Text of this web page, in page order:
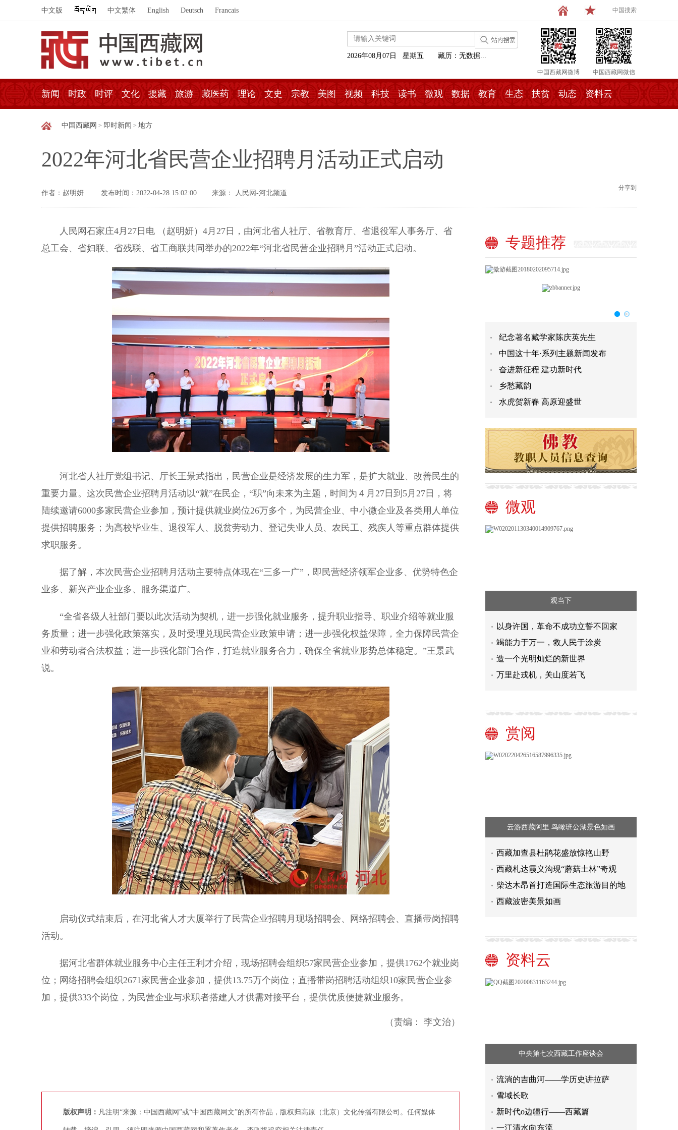
中文版 中文繁体 English Deutsch Francais 中国搜索
中国西藏网微博 中国西藏网微信
2026年08月07日 星期五 藏历：无数据...
新闻 时政 时评 文化 援藏 旅游 藏医药 理论 文史 宗教 美图 视频 科技 读书 微观 数据 教育 生态 扶贫 动态 资料云
中国西藏网 > 即时新闻 > 地方
2022年河北省民营企业招聘月活动正式启动
作者：赵明妍 发布时间：2022-04-28 15:02:00 来源： 人民网-河北频道
分享到
人民网石家庄4月27日电 （赵明妍）4月27日，由河北省人社厅、省教育厅、省退役军人事务厅、省
总工会、省妇联、省残联、省工商联共同举办的2022年“河北省民营企业招聘月”活动正式启动。
河北省人社厅党组书记、厅长王景武指出，民营企业是经济发展的生力军，是扩大就业、改善民生的
重要力量。这次民营企业招聘月活动以“就”在民企，“职”向未来为主题，时间为４月27日到5月27日，将
陆续邀请6000多家民营企业参加，预计提供就业岗位26万多个，为民营企业、中小微企业及各类用人单位
提供招聘服务；为高校毕业生、退役军人、脱贫劳动力、登记失业人员、农民工、残疾人等重点群体提供
求职服务。
据了解，本次民营企业招聘月活动主要特点体现在“三多一广”，即民营经济领军企业多、优势特色企
业多、新兴产业企业多、服务渠道广。
“全省各级人社部门要以此次活动为契机，进一步强化就业服务，提升职业指导、职业介绍等就业服
务质量；进一步强化政策落实，及时受理兑现民营企业政策申请；进一步强化权益保障，全力保障民营企
业和劳动者合法权益；进一步强化部门合作，打造就业服务合力，确保全省就业形势总体稳定。”王景武
说。
启动仪式结束后，在河北省人才大厦举行了民营企业招聘月现场招聘会、网络招聘会、直播带岗招聘
活动。
据河北省群体就业服务中心主任王利才介绍，现场招聘会组织57家民营企业参加，提供1762个就业岗
位；网络招聘会组织2671家民营企业参加，提供13.75万个岗位；直播带岗招聘活动组织10家民营企业参
加，提供333个岗位，为民营企业与求职者搭建人才供需对接平台，提供优质便捷就业服务。
（责编： 李文治）
版权声明： 凡注明“来源：中国西藏网”或“中国西藏网文”的所有作品，版权归高原（北京）文化传播有限公司。任何媒体
专题推荐
纪念著名藏学家陈庆英先生
中国这十年·系列主题新闻发布
奋进新征程 建功新时代
乡愁藏韵
水虎贺新春 高原迎盛世
微观
观当下
以身许国，革命不成功立誓不回家
竭能力于万一，救人民于涂炭
造一个光明灿烂的新世界
万里赴戎机，关山度若飞
赏阅
云游西藏阿里 鸟瞰班公湖景色如画
西藏加查县杜鹃花盛放惊艳山野
西藏札达霞义沟现“蘑菇土林”奇观
柴达木昂首打造国际生态旅游目的地
西藏波密美景如画
资料云
中央第七次西藏工作座谈会
流淌的吉曲河——学历史讲拉萨
雪域长歌
新时代o边疆行——西藏篇
一江清水向东流
发布
你要追的“星”在这里！ 2022年河北大
工匠年度人物揭晓
保定：城市按下“暂停键”保供启动“加
速键”
天津多措并举释放消费市场活力